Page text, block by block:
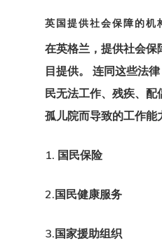
英国提供社会保障的机
在英格兰，提供社会保
目提供。 连同这些法
民无法工作、残疾、
孤儿院而导致的工作能
1. 国民保险
2.国民健康服务
3.国家援助组织